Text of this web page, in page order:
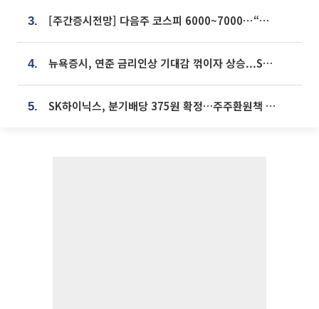
3. [주간증시전망] 다음주 코스피 6000~7000⋯“外人 수급은 정책이 변수”
4. 뉴욕증시, 연준 금리인상 기대감 꺾이자 상승...S&P500 사상 최고치 [종합]
5. SK하이닉스, 분기배당 375원 확정…주주환원책 9월로 앞당겨 발표